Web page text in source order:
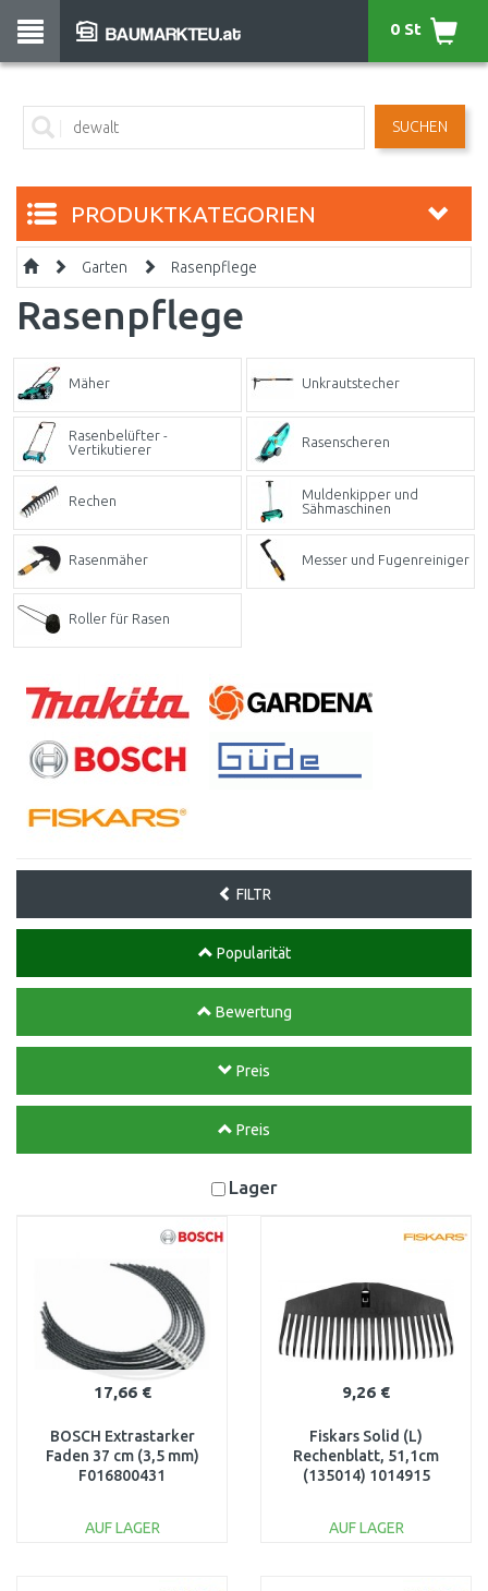
SUCHEN
0 St
PRODUKTKATEGORIEN
Garten Rasenpflege
Rasenpflege
Mäher Unkrautstecher
Rasenbelüfter -
Vertikutierer
Rasenscheren
Rechen
Muldenkipper und
Sähmaschinen
Rasenmäher Messer und Fugenreiniger
Roller für Rasen
FILTR
Popularität
Bewertung
Preis
Preis
Lager
17,66 €
BOSCH Extrastarker
Faden 37 cm (3,5 mm)
F016800431
AUF LAGER
9,26 €
Fiskars Solid (L)
Rechenblatt, 51,1cm
(135014) 1014915
AUF LAGER